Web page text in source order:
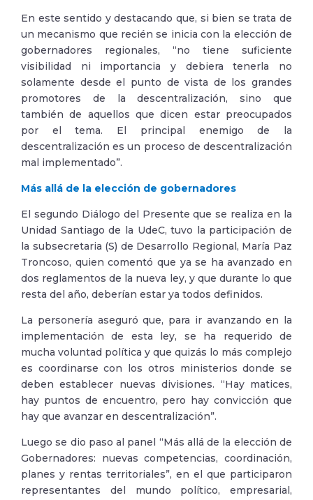
En este sentido y destacando que, si bien se trata de
un mecanismo que recién se inicia con la elección de
gobernadores regionales, “no tiene suficiente
visibilidad ni importancia y debiera tenerla no
solamente desde el punto de vista de los grandes
promotores de la descentralización, sino que
también de aquellos que dicen estar preocupados
por el tema. El principal enemigo de la
descentralización es un proceso de descentralización
mal implementado”.
Más allá de la elección de gobernadores
El segundo Diálogo del Presente que se realiza en la
Unidad Santiago de la UdeC, tuvo la participación de
la subsecretaria (S) de Desarrollo Regional, María Paz
Troncoso, quien comentó que ya se ha avanzado en
dos reglamentos de la nueva ley, y que durante lo que
resta del año, deberían estar ya todos definidos.
La personería aseguró que, para ir avanzando en la
implementación de esta ley, se ha requerido de
mucha voluntad política y que quizás lo más complejo
es coordinarse con los otros ministerios donde se
deben establecer nuevas divisiones. “Hay matices,
hay puntos de encuentro, pero hay convicción que
hay que avanzar en descentralización”.
Luego se dio paso al panel “Más allá de la elección de
Gobernadores: nuevas competencias, coordinación,
planes y rentas territoriales”, en el que participaron
representantes del mundo político, empresarial,